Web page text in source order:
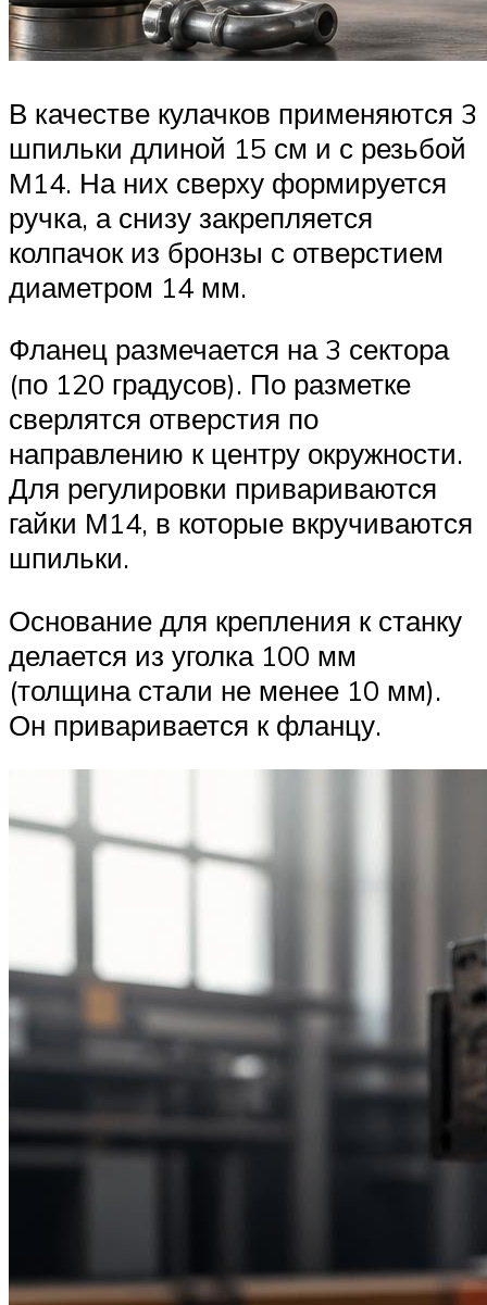
В качестве кулачков применяются 3
шпильки длиной 15 см и с резьбой
М14. На них сверху формируется
ручка, а снизу закрепляется
колпачок из бронзы с отверстием
диаметром 14 мм.
Фланец размечается на 3 сектора
(по 120 градусов). По разметке
сверлятся отверстия по
направлению к центру окружности.
Для регулировки привариваются
гайки М14, в которые вкручиваются
шпильки.
Основание для крепления к станку
делается из уголка 100 мм
(толщина стали не менее 10 мм).
Он приваривается к фланцу.